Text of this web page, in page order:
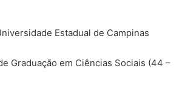
Estadual de Campinas
Graduação em Ciências Sociais (44 –